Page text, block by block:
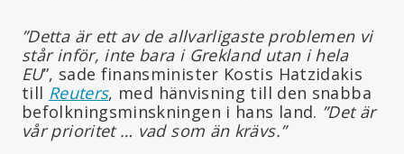
”Detta är ett av de allvarligaste problemen vi
står inför, inte bara i Grekland utan i hela
EU”, sade finansminister Kostis Hatzidakis
till Reuters, med hänvisning till den snabba
befolkningsminskningen i hans land. ”Det är
vår prioritet … vad som än krävs.”